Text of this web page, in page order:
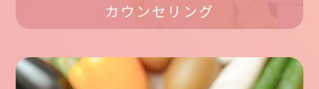
カウンセリング